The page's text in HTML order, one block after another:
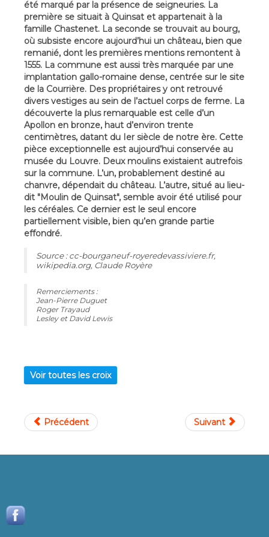
été marqué par la présence de seigneuries. La
première se situait à Quinsat et appartenait à la
famille Chastenet. La seconde se trouvait au bourg,
où subsiste encore aujourd’hui un château, bien que
remanié, dont les premières mentions remontent à
1555. La commune est aussi très marquée par une
implantation gallo-romaine dense, centrée sur le site
de la Courrière. Des propriétaires y ont retrouvé
divers vestiges au sein de l’actuel corps de ferme. La
découverte la plus remarquable est celle d’un
Apollon en bronze, haut d’environ trente
centimètres, datant du Ier siècle de notre ère. Cette
pièce exceptionnelle est aujourd’hui conservée au
musée du Louvre. Deux moulins existaient autrefois
sur la commune. L’un, probablement destiné au
chanvre, dépendait du château. L’autre, situé au lieu-
dit "Moulin de Quinsat", semble avoir été utilisé pour
les céréales. Ce dernier est le seul encore
partiellement visible, bien qu’en grande partie
effondré.
Source : cc-bourganeuf-royeredevassiviere.fr,
wikipedia.org, Claude Royère
Remerciements :
Jean-Pierre Duguet
Roger Trayaud
Lesley et David Lewis
Voir toutes les croix
Précédent Suivant